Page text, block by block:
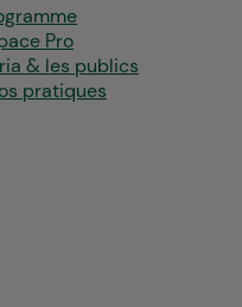
Pro
& les publics
pratiques